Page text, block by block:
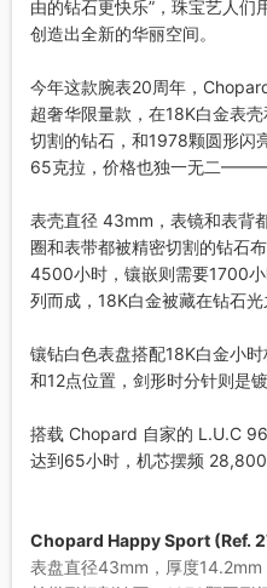
由的钻石更快乐”，珠宝艺人们
创造出全新的华丽空间。
今年这款腕表20周年，
超奢华限量款，在18K白金表
切割的钻石，和1978颗圆形闪
65克拉，价格也独一无二
表壳直径 43mm，表镜和表背
圈和表带都被精密切割的钻石
4500小时，镶嵌则需要1700
列而成，18K白金被藏在钻石光
镶钻白色表盘搭配18K白金小
和12点位置，剑形时分针则是
搭载 Chopard 自家的 L.U.C
达到65小时，机芯摆频 28,800
Chopard Happy Sport (Ref.
表盘直径43mm，厚度